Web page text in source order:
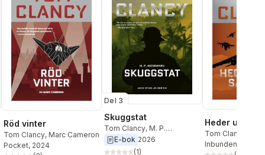
Röd vinter
Tom Clancy, Marc Cameron
Pocket, 2024
Del 3
Skuggstat
Tom Clancy, M. P.
Woodward
E-bok 2026
(1)
Heder utan
Tom Clancy
Inbunden